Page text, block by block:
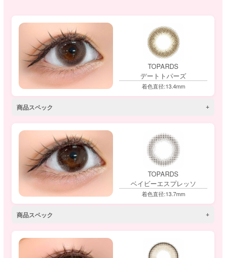
TOPARDS
デートトパーズ
着色直径:13.4mm
商品スペック
TOPARDS
ベイビーエスプレッソ
着色直径:13.7mm
商品スペック